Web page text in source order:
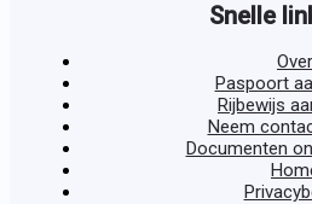
Snelle
Over
Paspoort
Rijbewijs
Neem
Documenten